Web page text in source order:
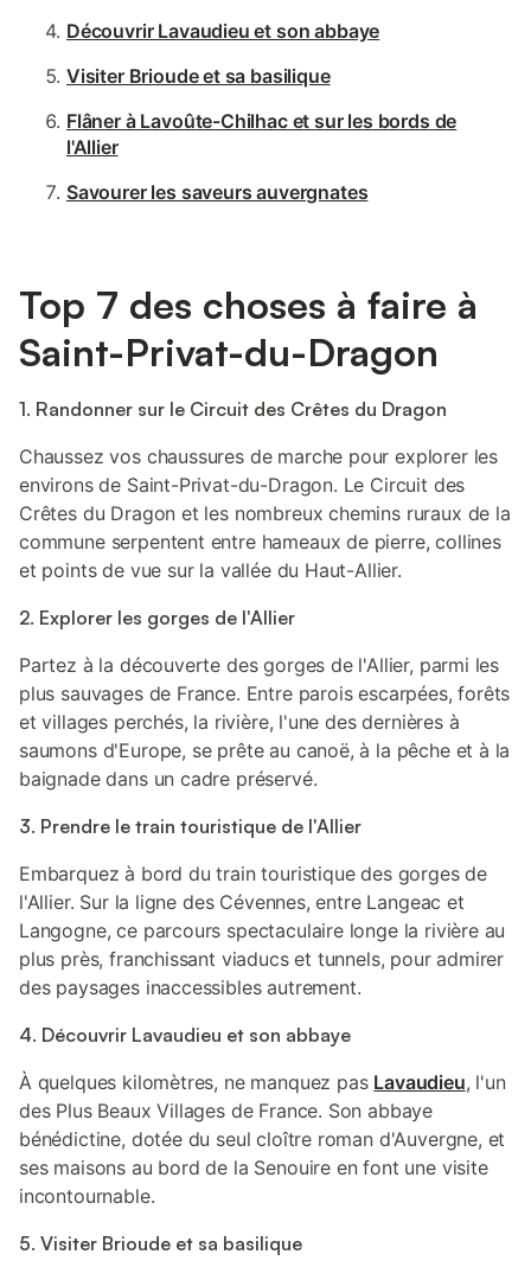
Découvrir Lavaudieu et son abbaye
Visiter Brioude et sa basilique
Flâner à Lavoûte-Chilhac et sur les bords de
l'Allier
Savourer les saveurs auvergnates
Top 7 des choses à faire à
Saint-Privat-du-Dragon
1. Randonner sur le Circuit des Crêtes du Dragon
Chaussez vos chaussures de marche pour explorer les
environs de Saint-Privat-du-Dragon. Le Circuit des
Crêtes du Dragon et les nombreux chemins ruraux de la
commune serpentent entre hameaux de pierre, collines
et points de vue sur la vallée du Haut-Allier.
2. Explorer les gorges de l'Allier
Partez à la découverte des gorges de l'Allier, parmi les
plus sauvages de France. Entre parois escarpées, forêts
et villages perchés, la rivière, l'une des dernières à
saumons d'Europe, se prête au canoë, à la pêche et à la
baignade dans un cadre préservé.
3. Prendre le train touristique de l'Allier
Embarquez à bord du train touristique des gorges de
l'Allier. Sur la ligne des Cévennes, entre Langeac et
Langogne, ce parcours spectaculaire longe la rivière au
plus près, franchissant viaducs et tunnels, pour admirer
des paysages inaccessibles autrement.
4. Découvrir Lavaudieu et son abbaye
À quelques kilomètres, ne manquez pas Lavaudieu, l'un
des Plus Beaux Villages de France. Son abbaye
bénédictine, dotée du seul cloître roman d'Auvergne, et
ses maisons au bord de la Senouire en font une visite
incontournable.
5. Visiter Brioude et sa basilique